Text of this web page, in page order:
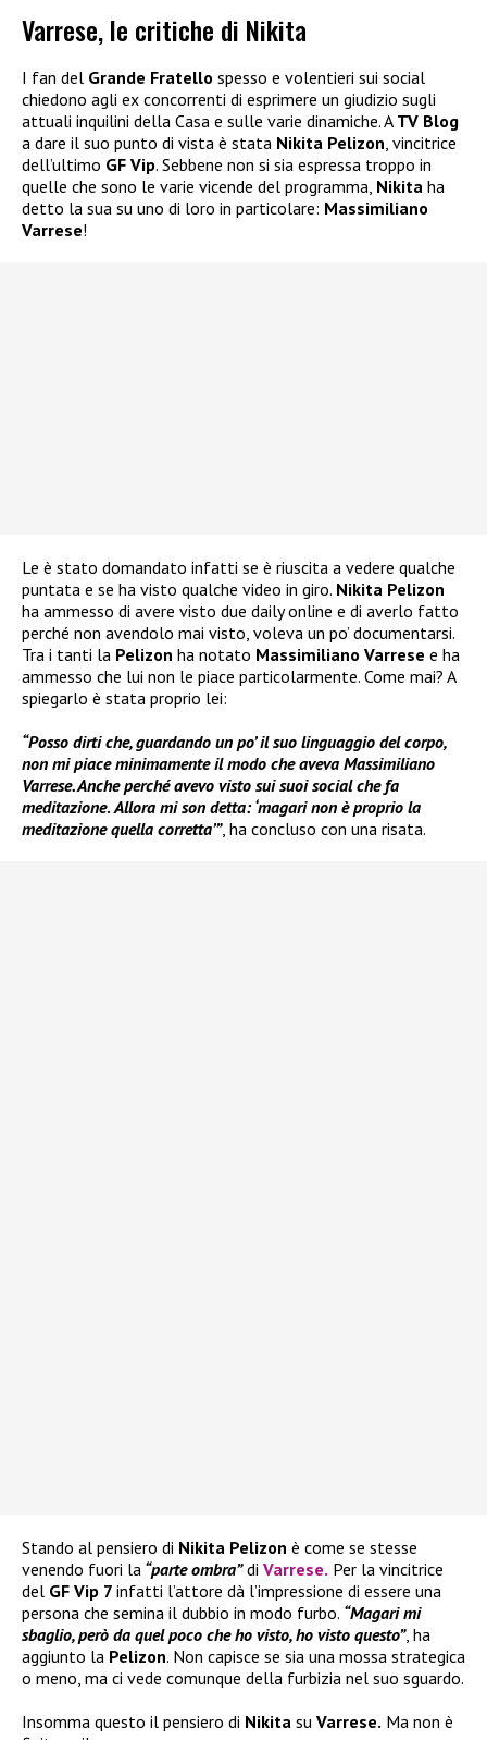
Varrese, le critiche di Nikita
I fan del Grande Fratello spesso e volentieri sui social
chiedono agli ex concorrenti di esprimere un giudizio sugli
attuali inquilini della Casa e sulle varie dinamiche. A TV Blog
a dare il suo punto di vista è stata Nikita Pelizon , vincitrice
dell’ultimo GF Vip. Sebbene non si sia espressa troppo in
quelle che sono le varie vicende del programma, Nikita ha
detto la sua su uno di loro in particolare: Massimiliano
Varrese!
Le è stato domandato infatti se è riuscita a vedere qualche
puntata e se ha visto qualche video in giro. Nikita Pelizon
ha ammesso di avere visto due daily online e di averlo fatto
perché non avendolo mai visto, voleva un po’ documentarsi.
Tra i tanti la Pelizon ha notato Massimiliano Varrese e ha
ammesso che lui non le piace particolarmente. Come mai? A
spiegarlo è stata proprio lei:
“Posso dirti che, guardando un po’ il suo linguaggio del corpo,
non mi piace minimamente il modo che aveva Massimiliano
Varrese. Anche perché avevo visto sui suoi social che fa
meditazione. Allora mi son detta: ‘magari non è proprio la
meditazione quella corretta’”, ha concluso con una risata.
Stando al pensiero di Nikita Pelizon è come se stesse
venendo fuori la “parte ombra”di Varrese. Per la vincitrice
del GF Vip 7 infatti l’attore dà l’impressione di essere una
persona che semina il dubbio in modo furbo. “Magari mi
sbaglio, però da quel poco che ho visto, ho visto questo”, ha
aggiunto la Pelizon. Non capisce se sia una mossa strategica
o meno, ma ci vede comunque della furbizia nel suo sguardo.
Insomma questo il pensiero di Nikita su Varrese. Ma non è